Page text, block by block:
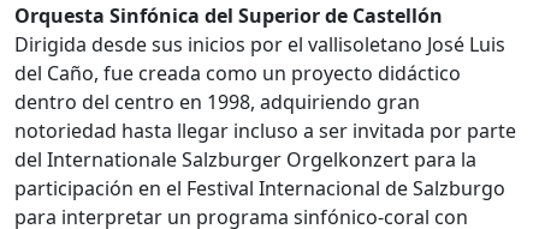
Orquesta Sinfónica del Superior de Castellón
Dirigida desde sus inicios por el vallisoletano José Luis
del Caño, fue creada como un proyecto didáctico
dentro del centro en 1998, adquiriendo gran
notoriedad hasta llegar incluso a ser invitada por parte
del Internationale Salzburger Orgelkonzert para la
participación en el Festival Internacional de Salzburgo
para interpretar un programa sinfónico-coral con